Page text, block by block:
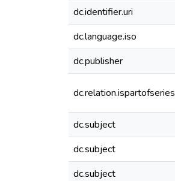
dc.identifier.uri
dc.language.iso
dc.publisher
dc.relation.ispartofseries
dc.subject
dc.subject
dc.subject